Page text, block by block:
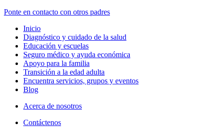
Ponte en contacto con otros padres
Inicio
Diagnóstico y cuidado de la salud
Educación y escuelas
Seguro médico y ayuda económica
Apoyo para la familia
Transición a la edad adulta
Encuentra servicios, grupos y eventos
Blog
Acerca de nosotros
Contáctenos